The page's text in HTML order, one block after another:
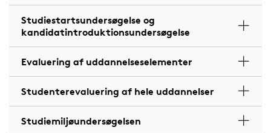
Studiestartsundersøgelse og
kandidatintroduktionsundersøgelse
Evaluering af uddannelseselementer
Studenterevaluering af hele uddannelser
Studiemiljøundersøgelsen